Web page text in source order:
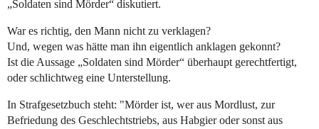
„Soldaten sind Mörder“ diskutiert.
War es richtig, den Mann nicht zu verklagen?
Und, wegen was hätte man ihn eigentlich anklagen gekonnt?
Ist die Aussage „Soldaten sind Mörder“ überhaupt gerechtfertigt,
oder schlichtweg eine Unterstellung.
In Strafgesetzbuch steht: "Mörder ist, wer aus Mordlust, zur
Befriedung des Geschlechtstriebs, aus Habgier oder sonst aus